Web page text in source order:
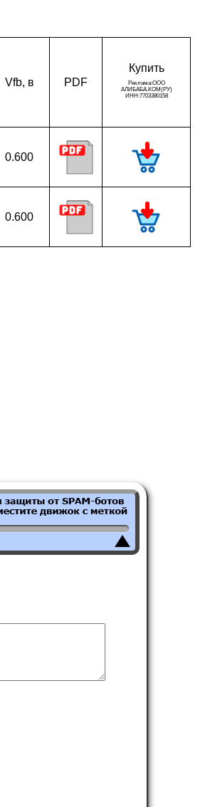
Vfb, в PDF
Ку­пить
0.600
0.600